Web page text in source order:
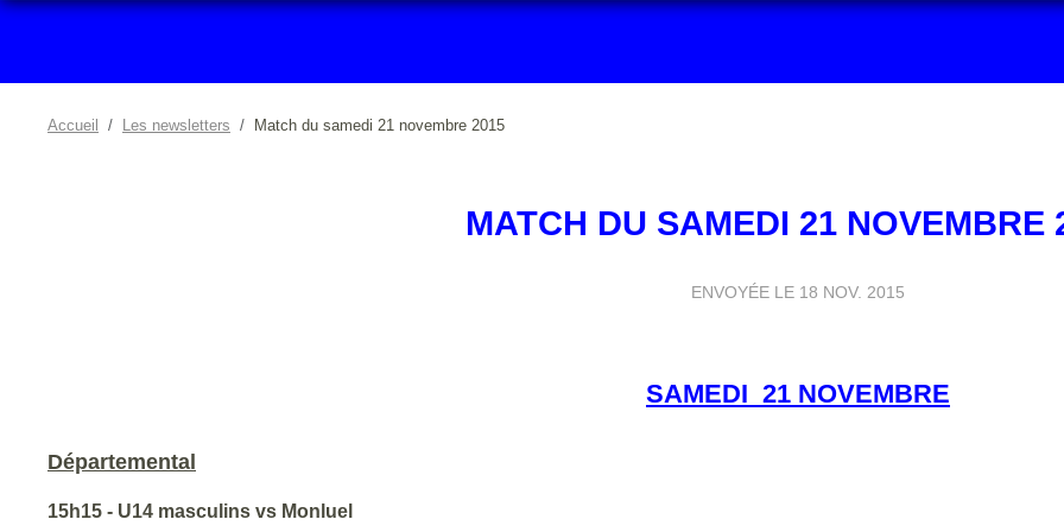
Accueil Les newsletters Match du samedi 21 novembre 2015
MATCH DU SAMEDI 21 NOVEMBRE
ENVOYÉE LE 18 NOV. 2015
SAMEDI 21 NOVEMBRE
Départemental
15h15 - U14 masculins vs Monluel